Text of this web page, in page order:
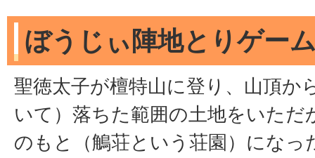
ぼうじぃ陣地とりゲー
聖徳太子が檀特山に登り、山頂か
いて）落ちた範囲の土地をいただ
のもと（鵤荘という荘園）になっ